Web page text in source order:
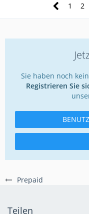
Prepaid
1 2
Sie haben noch
Registrieren Sie
Teilen